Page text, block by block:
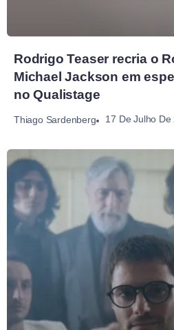
Rodrigo Teaser recria o
Michael Jackson em
no Qualistage
Thiago Sardenberg 17 De Julho De